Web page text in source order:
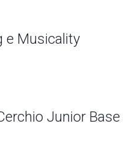
e Musicality
Junior